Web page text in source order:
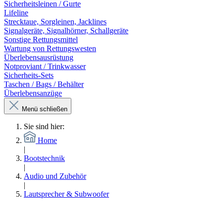
Sicherheitsleinen / Gurte
Lifeline
Strecktaue, Sorgleinen, Jacklines
Signalgeräte, Signalhörner, Schallgeräte
Sonstige Rettungsmittel
Wartung von Rettungswesten
Überlebensausrüstung
Notproviant / Trinkwasser
Sicherheits-Sets
Taschen / Bags / Behälter
Überlebensanzüge
Menü schließen
Sie sind hier:
Home
|
Bootstechnik
|
Audio und Zubehör
|
Lautsprecher & Subwoofer